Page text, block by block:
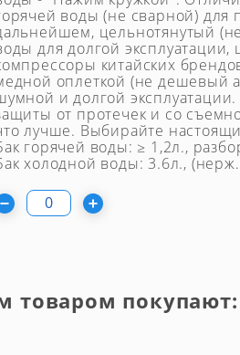
воды (не сварной) для
цельнотянутый
для долгой
китайских
оплеткой (не дешевый
и долгой
от протечек и со
лучше. Выбирайте
горячей воды: ≥ 1,2л.,
холодной воды: 3.6л., (нерж.
товаром покупают: